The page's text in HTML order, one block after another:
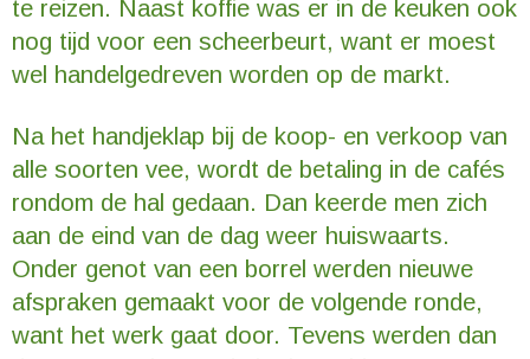
te reizen. Naast koffie was er in de keuken ook
nog tijd voor een scheerbeurt, want er moest
wel handelgedreven worden op de markt.
Na het handjeklap bij de koop- en verkoop van
alle soorten vee, wordt de betaling in de cafés
rondom de hal gedaan. Dan keerde men zich
aan de eind van de dag weer huiswaarts.
Onder genot van een borrel werden nieuwe
afspraken gemaakt voor de volgende ronde,
want het werk gaat door. Tevens werden dan